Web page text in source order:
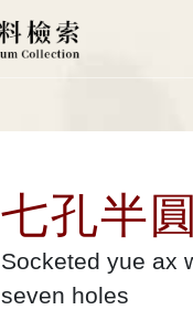
七孔半
Socketed yue ax
seven holes